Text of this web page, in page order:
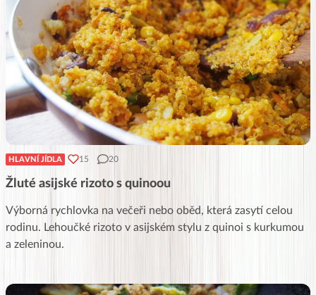
HLAVNÍ JÍDLA 15 20
Žluté asijské rizoto s quinoou
Výborná rychlovka na večeři nebo oběd, která zasytí celou
rodinu. Lehoučké rizoto v asijském stylu z quinoi s kurkumou
a zeleninou.